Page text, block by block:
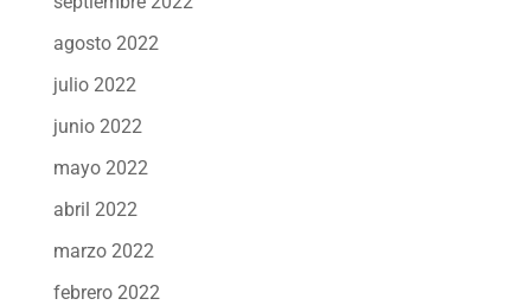
agosto 2022
julio 2022
junio 2022
mayo 2022
abril 2022
marzo 2022
febrero 2022